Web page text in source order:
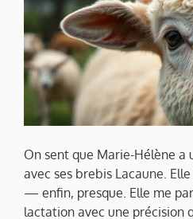
On sent que Marie-Hélène
avec ses brebis Lacaune.
— enfin, presque. Elle me
lactation avec une précision